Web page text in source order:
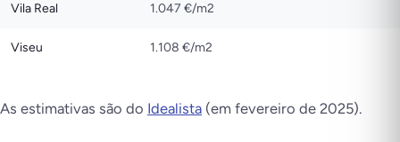
Vila Real 1.047 €/m2
Viseu 1.108 €/m2
As estimativas são do Idealista (em fevereiro de 2025).